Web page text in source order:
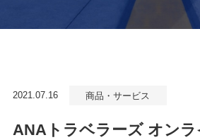
2021.07.16 商品・サービス
ANAトラベラーズ オン